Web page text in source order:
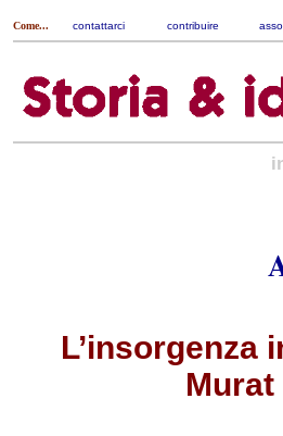
Come... contattarci contribuire
L’insorgenza